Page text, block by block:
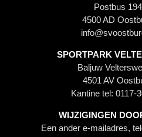
Postbus 194
4500 AD
SPORTPARK
Baljuw
4501 AV
Kantine tel: 0117-
WIJZIGINGEN
Een ander e-mailadres,